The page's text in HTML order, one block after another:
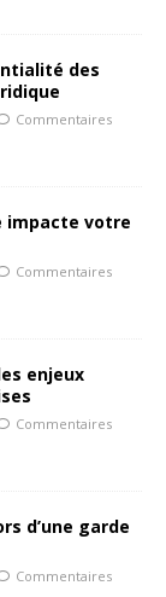
des
Commentaires
impacte votre
Commentaires
enjeux
Commentaires
d’une garde
Commentaires